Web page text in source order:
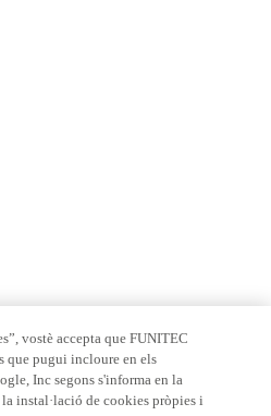
vostè accepta que FUNITEC
que pugui incloure en els
Inc segons s'informa en la
instal·lació de cookies pròpies i